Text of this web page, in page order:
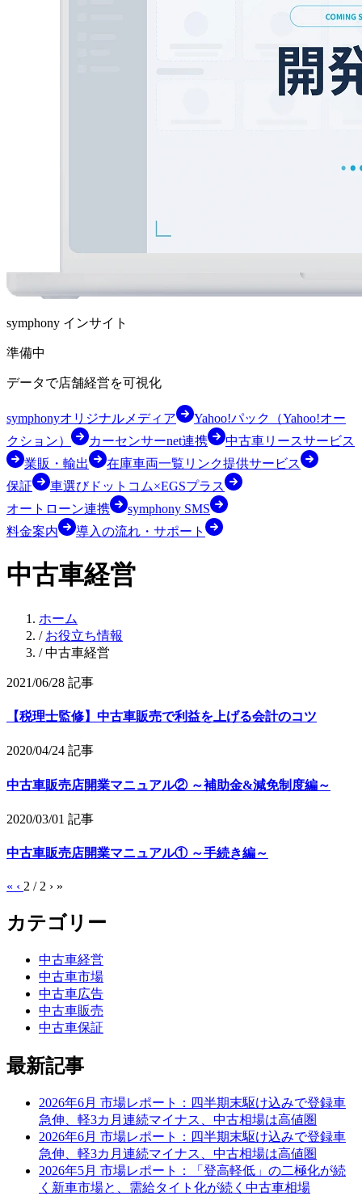
symphony インサイト
準備中
データで店舗経営を可視化
symphonyオリジナルメディア
Yahoo!パック（Yahoo!オー
クション）
カーセンサーnet連携
中古車リースサービス
業販・輸出
在庫車両一覧リンク提供サービス
保証
車選びドットコム×EGSプラス
オートローン連携
symphony SMS
料金案内
導入の流れ・サポート
中古車経営
ホーム
/ お役立ち情報
/ 中古車経営
2021/06/28 記事
【税理士監修】中古車販売で利益を上げる会計のコツ
2020/04/24 記事
中古車販売店開業マニュアル② ～補助金&減免制度編～
2020/03/01 記事
中古車販売店開業マニュアル① ～手続き編～
« ‹ 2 / 2 › »
カテゴリー
中古車経営
中古車市場
中古車広告
中古車販売
中古車保証
最新記事
2026年6月 市場レポート：四半期末駆け込みで登録車
急伸、軽3カ月連続マイナス、中古相場は高値圏
2026年6月 市場レポート：四半期末駆け込みで登録車
急伸、軽3カ月連続マイナス、中古相場は高値圏
2026年5月 市場レポート：「登高軽低」の二極化が続
く新車市場と、需給タイト化が続く中古車相場